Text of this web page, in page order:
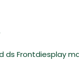
ds Frontdiesplay